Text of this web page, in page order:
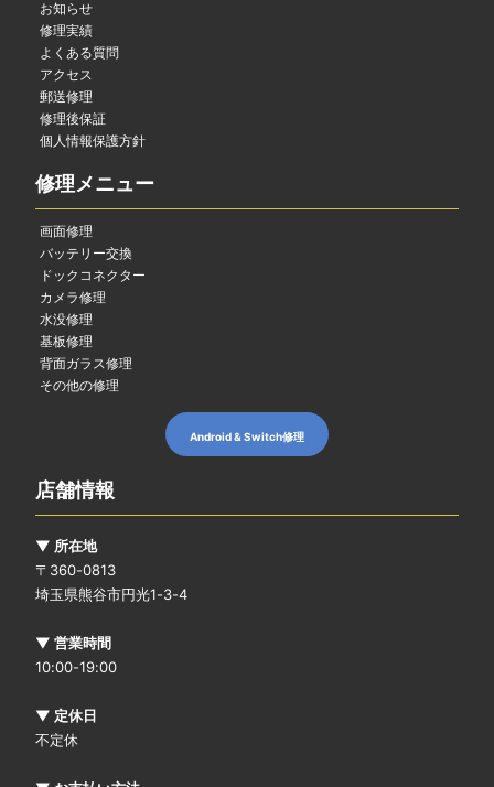
お知らせ
修理実績
よくある質問
アクセス
郵送修理
修理後保証
個人情報保護方針
修理メニュー
画面修理
バッテリー交換
ドックコネクター
カメラ修理
水没修理
基板修理
背面ガラス修理
その他の修理
Android & Switch修理
店舗情報
▼ 所在地
〒360-0813
埼玉県熊谷市円光1-3-4
▼ 営業時間
10:00-19:00
▼ 定休日
不定休